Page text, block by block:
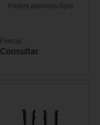
Postes aluminio fijos
Precio
Consultar